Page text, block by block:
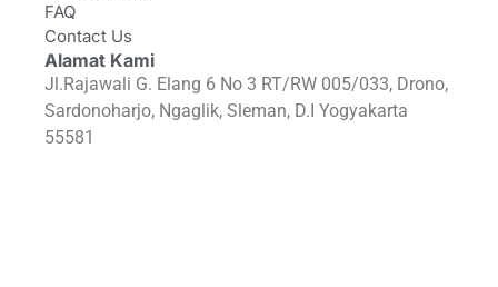
FAQ
Contact Us
Alamat Kami
Jl.Rajawali G. Elang 6 No 3 RT/RW 005/033, Drono,
Sardonoharjo, Ngaglik, Sleman, D.I Yogyakarta
55581